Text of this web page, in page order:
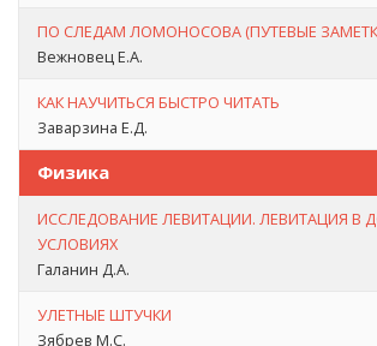
ПО СЛЕДАМ ЛОМОНОСОВА (ПУТЕВЫЕ
Вежновец Е.А.
КАК НАУЧИТЬСЯ БЫСТРО ЧИТАТЬ
Заварзина Е.Д.
Физика
ИССЛЕДОВАНИЕ ЛЕВИТАЦИИ. ЛЕВИТАЦИЯ В
УСЛОВИЯХ
Галанин Д.А.
УЛЕТНЫЕ ШТУЧКИ
Зябрев М.С.